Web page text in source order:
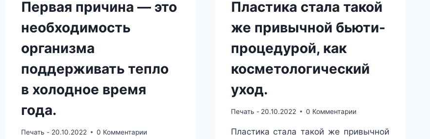
Первая причина — это
необходимость
организма
поддерживать тепло
в холодное время
года.
Печать - 20.10.2022 0 Комментарии
Пластика стала такой
же привычной бьюти-
процедурой, как
косметологический
уход.
Печать - 20.10.2022 0 Комментарии
Пластика стала такой же привычной